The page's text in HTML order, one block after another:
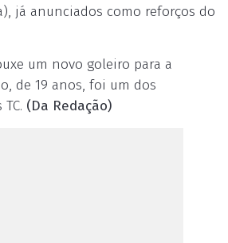
já anunciados como reforços do
um novo goleiro para a
de 19 anos, foi um dos
(Da Redação)